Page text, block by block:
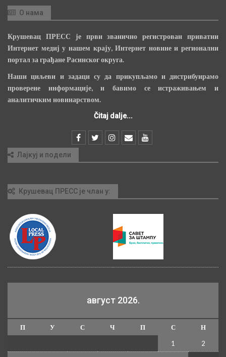
О нама
Крушевац ПРЕСС је први званично регистрован приватни
Интернет медиј у нашем крају, Интернет новине и регионални
портал за грађане Расинског округа.
Наши циљеви и задаци су да прикупљамо и дистрибуирамо
проверене информације, и бавимо се истраживањем и
аналитичким новинарством.
Čitaj dalje...
Лајкуј и подели
Крушевац ПРЕСС је члан у:
август 2026.
П У С Ч П С
Н
1
2